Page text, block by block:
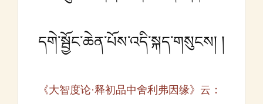
དགེ་སྦྱོང་ཆེན་པོས་འདི་སྐད་གསུངས། །
《大智度论·释初品中舍利弗因缘》云：